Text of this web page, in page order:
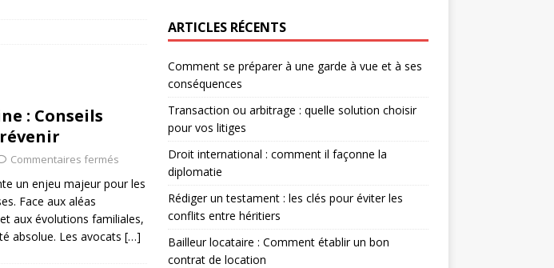
conséquences
: Conseils
Commentaires fermés
un enjeu majeur pour les
Face aux aléas
aux évolutions familiales,
absolue. Les avocats […]
ARTICLES RÉCENTS
Comment se préparer à une garde à vue et à ses
conséquences
Transaction ou arbitrage : quelle solution choisir
pour vos litiges
Droit international : comment il façonne la
diplomatie
Rédiger un testament : les clés pour éviter les
conflits entre héritiers
Bailleur locataire : Comment établir un bon
contrat de location